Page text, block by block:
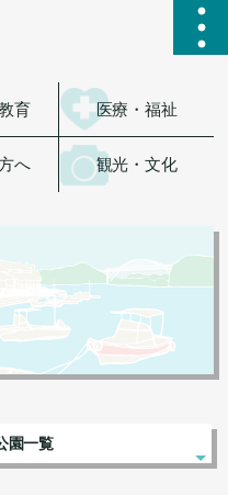
ハ
育 医療・福祉
へ 観光・文化
園一覧